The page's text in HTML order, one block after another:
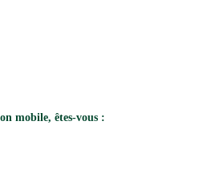
mobile, êtes-vous :